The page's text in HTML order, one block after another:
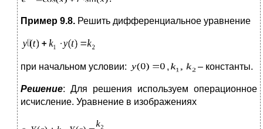
Пример 9.8. Решить дифференциальное уравнение
при начальном условии: , – константы.
Решение: Для решения используем операционное
исчисление. Уравнение в изображениях